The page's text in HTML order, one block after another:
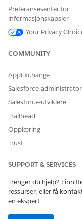
Preferansesenter for
informasjonskapsler
Your Privacy
COMMUNITY
AppExchange
Salesforce-
Salesforce-utviklere
Trailhead
Opplæring
Trust
SUPPORT & SERVICES
Trenger du hjelp? Finn
ressurser, eller få
en ekspert.